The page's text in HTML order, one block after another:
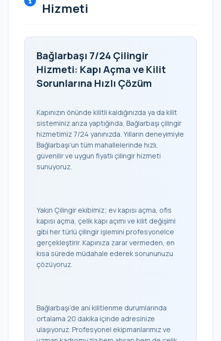
Hizmeti
Bağlarbaşı 7/24 Çilingir
Hizmeti: Kapı Açma ve Kilit
Sorunlarına Hızlı Çözüm
Kapınızın önünde kilitli kaldığınızda ya da kilit
sisteminiz arıza yaptığında, Bağlarbaşı çilingir
hizmetimiz 7/24 yanınızda. Yılların deneyimiyle
Bağlarbaşı’un tüm mahallelerinde hızlı,
güvenilir ve uygun fiyatlı çilingir hizmeti
sunuyoruz.
Yakın Çilingir ekibimiz; ev kapısı açma, ofis
kapısı açma, çelik kapı açımı ve kilit değişimi
gibi her türlü çilingir işlemini profesyonelce
gerçekleştirir. Kapınıza zarar vermeden, en
kısa sürede müdahale ederek sorununuzu
çözüyoruz.
Bağlarbaşı’de ani kilitlenme durumlarında
ortalama 20 dakika içinde adresinize
ulaşıyoruz. Profesyonel ekipmanlarımız ve